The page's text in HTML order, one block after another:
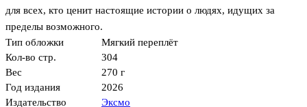
для всех, кто ценит настоящие истории о людях, идущих за
пределы возможного.
Тип обложки
Мягкий переплёт
Кол-во стр.
304
Вес
270 г
Год издания
2026
Издательство
Эксмо